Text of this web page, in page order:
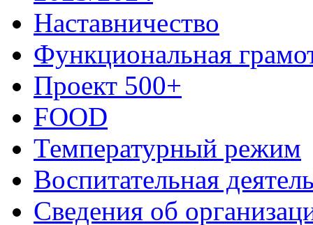
Наставничество
Функциональная
Проект 500+
FOOD
Температурный режим
Воспитательная
Сведения об